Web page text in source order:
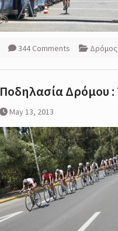
344 Comments Δρόμος
Ποδηλασία Δρόμου :
May 13, 2013